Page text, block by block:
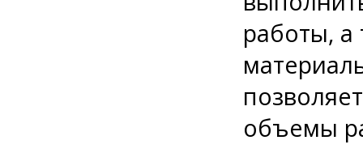
работы, а
объемы